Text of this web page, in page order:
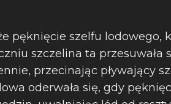
pęknięcie szelfu lodowego,
szczelina ta przesuwała
przecinając pływający
oderwała się, gdy